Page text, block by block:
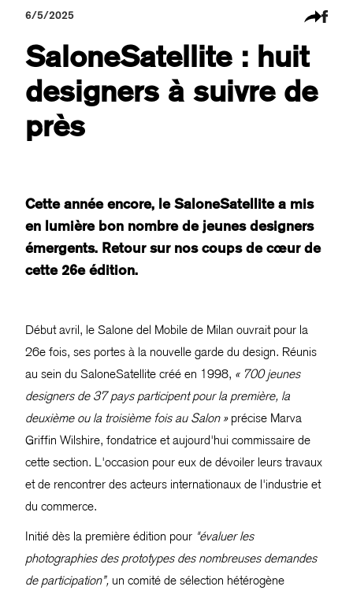
6/5/2025
SaloneSatellite : huit
designers à suivre de
près
Cette année encore, le SaloneSatellite a mis
en lumière bon nombre de jeunes designers
émergents. Retour sur nos coups de cœur de
cette 26e édition.
Début avril, le Salone del Mobile de Milan ouvrait pour la
26e fois, ses portes à la nouvelle garde du design. Réunis
au sein du SaloneSatellite créé en 1998, « 700 jeunes
designers de 37 pays participent pour la première, la
deuxième ou la troisième fois au Salon »précise Marva
Griffin Wilshire, fondatrice et aujourd'hui commissaire de
cette section. L'occasion pour eux de dévoiler leurs travaux
et de rencontrer des acteurs internationaux de l'industrie et
du commerce.
Initié dès la première édition pour "évaluer les
photographies des prototypes des nombreuses demandes
de participation”, un comité de sélection hétérogène